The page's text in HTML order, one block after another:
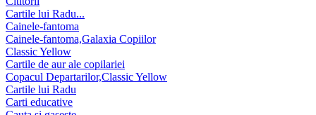
Cartile lui Radu...
Cainele-fantoma
Cainele-fantoma,Galaxia Copiilor
Classic Yellow
Cartile de aur ale copilariei
Copacul Departarilor,Classic Yellow
Cartile lui Radu
Carti educative